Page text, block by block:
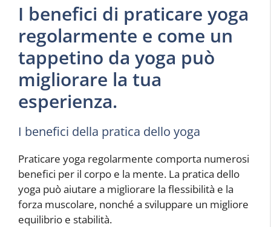
I benefici di praticare yoga
regolarmente e come un
tappetino da yoga può
migliorare la tua
esperienza.
I benefici della pratica dello yoga
Praticare yoga regolarmente comporta numerosi
benefici per il corpo e la mente. La pratica dello
yoga può aiutare a migliorare la flessibilità e la
forza muscolare, nonché a sviluppare un migliore
equilibrio e stabilità.